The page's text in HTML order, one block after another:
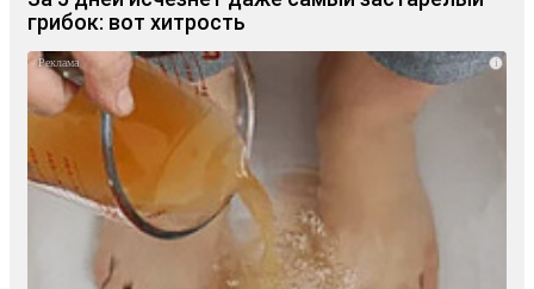
грибок: вот хитрость
i